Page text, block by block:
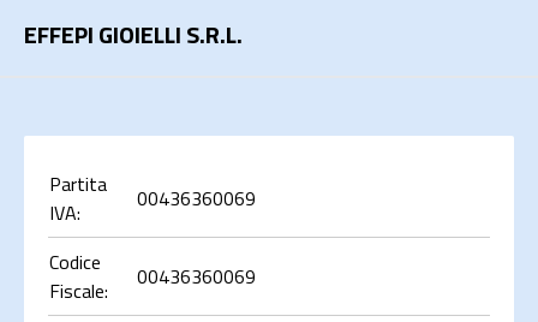
Cerca
EFFEPI GIOIELLI S.R.L.
Partita
IVA:
00436360069
Codice
Fiscale:
00436360069